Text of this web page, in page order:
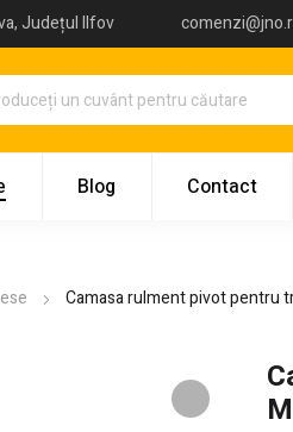
Județul Ilfov
Blog Contact
Camasa rulment pivot pentru